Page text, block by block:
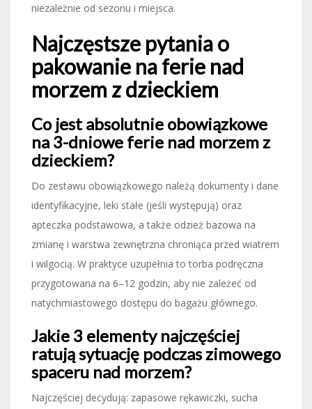
niezależnie od sezonu i miejsca.
Najczęstsze pytania o
pakowanie na ferie nad
morzem z dzieckiem
Co jest absolutnie obowiązkowe
na 3-dniowe ferie nad morzem z
dzieckiem?
Do zestawu obowiązkowego należą dokumenty i dane
identyfikacyjne, leki stałe (jeśli występują) oraz
apteczka podstawowa, a także odzież bazowa na
zmianę i warstwa zewnętrzna chroniąca przed wiatrem
i wilgocią. W praktyce uzupełnia to torba podręczna
przygotowana na 6–12 godzin, aby nie zależeć od
natychmiastowego dostępu do bagażu głównego.
Jakie 3 elementy najczęściej
ratują sytuację podczas zimowego
spaceru nad morzem?
Najczęściej decydują: zapasowe rękawiczki, sucha